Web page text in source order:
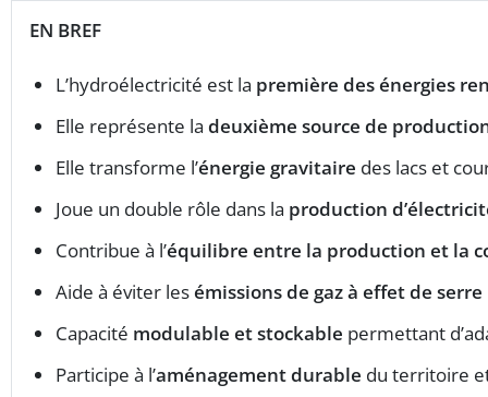
EN BREF
L’hydroélectricité est la première des énergies
Elle représente la deuxième source de
Elle transforme l’énergie gravitaire des lacs et
Joue un double rôle dans la production
Contribue à l’équilibre entre la production et la
Aide à éviter lesémissions de gaz à effet de serre
Capacité modulable et stockable permettant
Participe à l’aménagement durable du territoire